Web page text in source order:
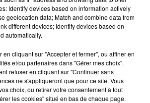
FRANCEZ, Mulhouse
au niveau du Champ de
VILLE NATURE. Artiste :
Artiste : BRUNO LEYVAL,
. Thème : MULHOUSE, VILLE
: BUST ART, Bâle
Identify devices based on information actively
geolocation data; Match and combine data from
different devices; Identify devices based on
automatically.
en cliquant sur "Accepter et fermer", ou affiner en
et/ou partenaires dans "Gérer mes choix".
refuser en cliquant sur "Continuer sans
ne s'appliqueront que pour ce site. Vous
choix, ou retirer votre consentement à tout
les cookies" situé en bas de chaque page.